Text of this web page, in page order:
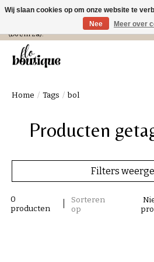
Verzending in NL € 4,99 en gratis bij een
(Do t/m Za).
Home / Tags / bol
Producten
Filters
0
producten
Sorteren
op
Wij slaan cookies op om onze website te
Nee
Meer over